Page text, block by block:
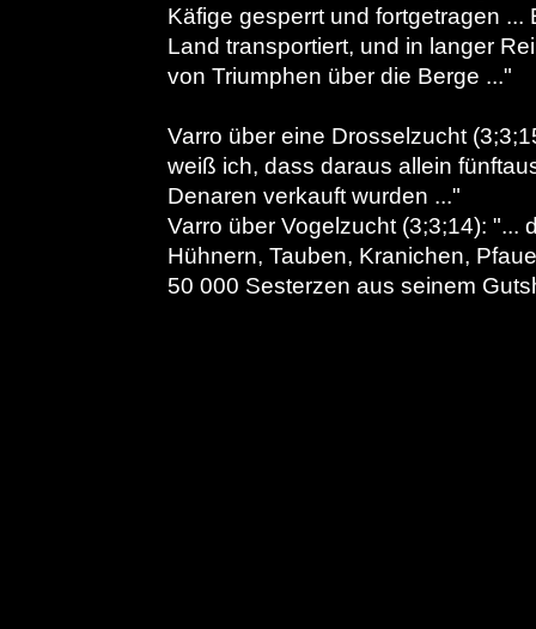
Käfige gesperrt und fortgetragen
Land transportiert, und in langer
von Triumphen über die Berge ..."
Varro über eine Drosselzucht
weiß ich, dass daraus allein
Denaren verkauft wurden ..."
Varro über Vogelzucht (3;3;14): "...
Hühnern, Tauben, Kranichen,
50 000 Sesterzen aus seinem